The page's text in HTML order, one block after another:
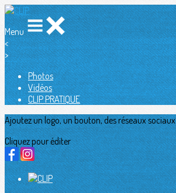
Menu
<
>
Photos
Vidéos
CLIP PRATIQUE
Ajoutez un logo, un bouton, des réseaux sociaux
Cliquez pour éditer